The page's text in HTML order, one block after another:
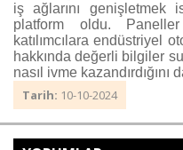
iş ağlarını genişletmek
platform oldu.
katılımcılara endüstriyel
hakkında değerli bilgiler
nasıl ivme
Tarih: 10-10-2024